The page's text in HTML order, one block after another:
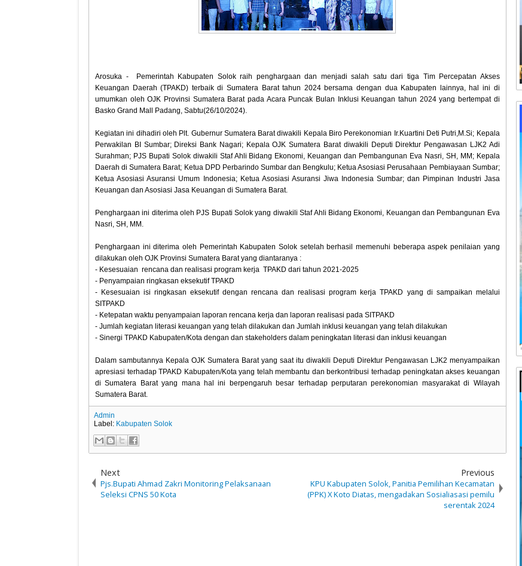
Arosuka - Pemerintah Kabupaten Solok raih penghargaan dan menjadi salah satu dari tiga Tim Percepatan Akses
Keuangan Daerah (TPAKD) terbaik di Sumatera Barat tahun 2024 bersama dengan dua Kabupaten lainnya, hal ini di
umumkan oleh OJK Provinsi Sumatera Barat pada Acara Puncak Bulan Inklusi Keuangan tahun 2024 yang bertempat di
Basko Grand Mall Padang, Sabtu(26/10/2024).
Kegiatan ini dihadiri oleh Plt. Gubernur Sumatera Barat diwakili Kepala Biro Perekonomian Ir.Kuartini Deti Putri,M.Si; Kepala
Perwakilan BI Sumbar; Direksi Bank Nagari; Kepala OJK Sumatera Barat diwakili Deputi Direktur Pengawasan LJK2 Adi
Surahman; PJS Bupati Solok diwakili Staf Ahli Bidang Ekonomi, Keuangan dan Pembangunan Eva Nasri, SH, MM; Kepala
Daerah di Sumatera Barat; Ketua DPD Perbarindo Sumbar dan Bengkulu; Ketua Asosiasi Perusahaan Pembiayaan Sumbar;
Ketua Asosiasi Asuransi Umum Indonesia; Ketua Asosiasi Asuransi Jiwa Indonesia Sumbar; dan Pimpinan Industri Jasa
Keuangan dan Asosiasi Jasa Keuangan di Sumatera Barat.
Penghargaan ini diterima oleh PJS Bupati Solok yang diwakili Staf Ahli Bidang Ekonomi, Keuangan dan Pembangunan Eva
Nasri, SH, MM.
Penghargaan ini diterima oleh Pemerintah Kabupaten Solok setelah berhasil memenuhi beberapa aspek penilaian yang
dilakukan oleh OJK Provinsi Sumatera Barat yang diantaranya :
- Kesesuaian rencana dan realisasi program kerja TPAKD dari tahun 2021-2025
- Penyampaian ringkasan eksekutif TPAKD
- Kesesuaian isi ringkasan eksekutif dengan rencana dan realisasi program kerja TPAKD yang di sampaikan melalui
SITPAKD
- Ketepatan waktu penyampaian laporan rencana kerja dan laporan realisasi pada SITPAKD
- Jumlah kegiatan literasi keuangan yang telah dilakukan dan Jumlah inklusi keuangan yang telah dilakukan
- Sinergi TPAKD Kabupaten/Kota dengan dan stakeholders dalam peningkatan literasi dan inklusi keuangan
Dalam sambutannya Kepala OJK Sumatera Barat yang saat itu diwakili Deputi Direktur Pengawasan LJK2 menyampaikan
apresiasi terhadap TPAKD Kabupaten/Kota yang telah membantu dan berkontribusi terhadap peningkatan akses keuangan
di Sumatera Barat yang mana hal ini berpengaruh besar terhadap perputaran perekonomian masyarakat di Wilayah
Sumatera Barat.
Admin
Label: Kabupaten Solok
Next
Pjs.Bupati Ahmad Zakri Monitoring Pelaksanaan
Seleksi CPNS 50 Kota
Previous
KPU Kabupaten Solok, Panitia Pemilihan Kecamatan
(PPK) X Koto Diatas, mengadakan Sosialiasasi pemilu
serentak 2024